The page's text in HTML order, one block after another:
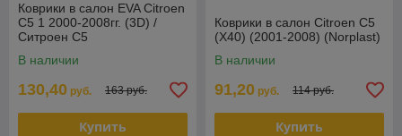
Коврики в салон EVA Citroen
C5 1 2000-2008гг. (3D) /
Ситроен С5
В наличии
130,40 руб. 163 руб.
Купить
Коврики в салон Citroen C5
(X40) (2001-2008) (Norplast)
В наличии
91,20 руб. 114 руб.
Купить